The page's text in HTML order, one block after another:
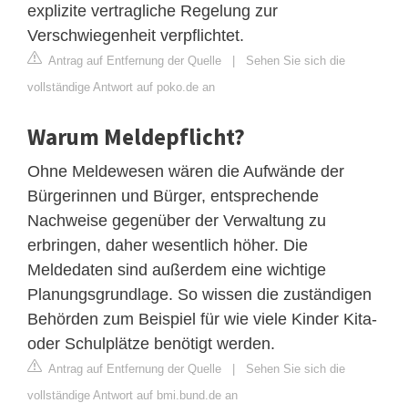
explizite vertragliche Regelung zur
Verschwiegenheit verpflichtet.
Antrag auf Entfernung der Quelle | Sehen Sie sich die
vollständige Antwort auf poko.de an
Warum Meldepflicht?
Ohne Meldewesen wären die Aufwände der
Bürgerinnen und Bürger, entsprechende
Nachweise gegenüber der Verwaltung zu
erbringen, daher wesentlich höher. Die
Meldedaten sind außerdem eine wichtige
Planungsgrundlage. So wissen die zuständigen
Behörden zum Beispiel für wie viele Kinder Kita-
oder Schulplätze benötigt werden.
Antrag auf Entfernung der Quelle | Sehen Sie sich die
vollständige Antwort auf bmi.bund.de an